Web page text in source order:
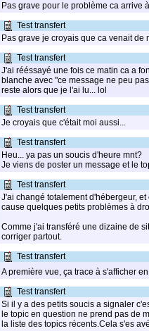
Pas grave pour le problème ca arrive
Test transfert
Pas grave je croyais que ca venait de
Test transfert
J'ai rééssayé une fois ce matin ca a
blanche avec "ce message ne peu
reste alors que je l'ai lu... lol
Test transfert
Je croyais que c'était moi aussi...
Test transfert
Heu... ya pas un soucis d'heure mnt?
Je viens de poster un message et le
Test transfert
J'ai changé totalement d'hébergeur,
cause quelques petits problèmes à
Comme j'ai transféré une dizaine de
corriger partout.
Test transfert
A première vue, ça trace à s'afficher
Test transfert
Si il y a des petits soucis a signaler
le topic en question ne prend pas de
la liste des topics récents.Cela s'es